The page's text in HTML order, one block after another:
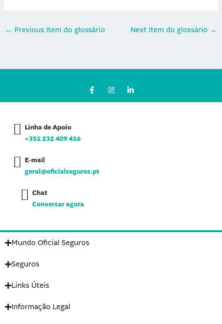
← Previous Item do glossário Next Item do glossário →
F
a
c
I
n
s
i
n
Linha de Apoio
+351 232 409 416
E-mail
geral@oficialseguros.pt
Chat
Conversar agora
Mundo Oficial Seguros
Seguros
Links Úteis
Informação Legal